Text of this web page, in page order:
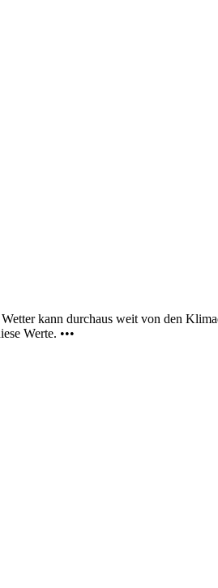
Wetter kann durchaus weit von den
Werte. •••